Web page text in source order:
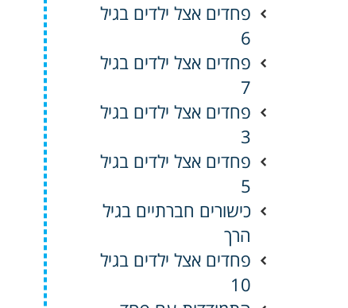
פחדים אצל ילדים בגיל
6
פחדים אצל ילדים בגיל
7
פחדים אצל ילדים בגיל
3
פחדים אצל ילדים בגיל
5
כישורים חברתיים בגיל
הרך
פחדים אצל ילדים בגיל
10